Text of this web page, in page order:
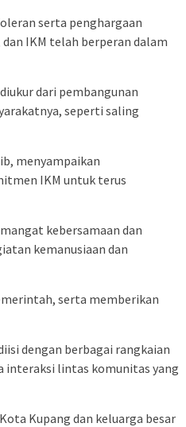
serta penghargaan
IKM telah berperan dalam
dari pembangunan
seperti saling
menyampaikan
IKM untuk terus
kebersamaan dan
kemanusiaan dan
serta memberikan
dengan berbagai rangkaian
interaksi lintas komunitas yang
Kupang dan keluarga besar